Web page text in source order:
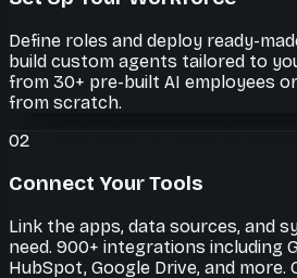
Define roles and deploy ready-
build custom agents tailored to
from 30+ pre-built AI employees
from scratch.
02
Connect Your Tools
Link the apps, data sources, and
need. 900+ integrations including
HubSpot, Google Drive, and more.